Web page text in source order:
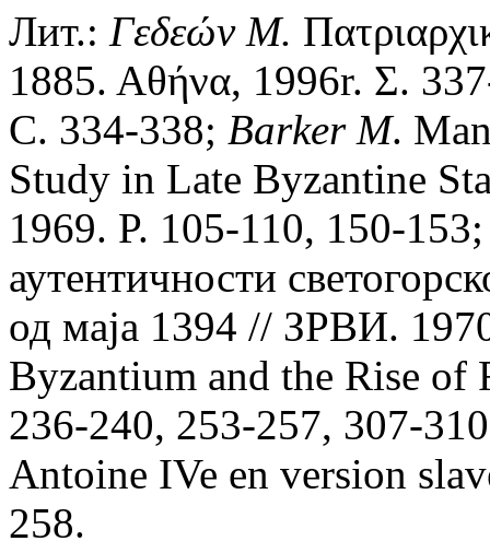
Лит.: Γεδεών Μ.
1885. Αθήνα, 1996r. Σ.
С. 334-338; Barker M.
Study in Late Byzantine
1969. P. 105-110, 150-
аутентичности
од маjа 1394 // ЗРВИ.
Byzantium and the Rise of
236-240, 253-257, 307-
Antoine IVe en version
258.